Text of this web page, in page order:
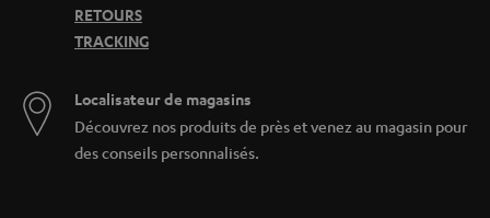
RETOURS
TRACKING
Localisateur de magasins
Découvrez nos produits de près et venez au magasin pour
des conseils personnalisés.